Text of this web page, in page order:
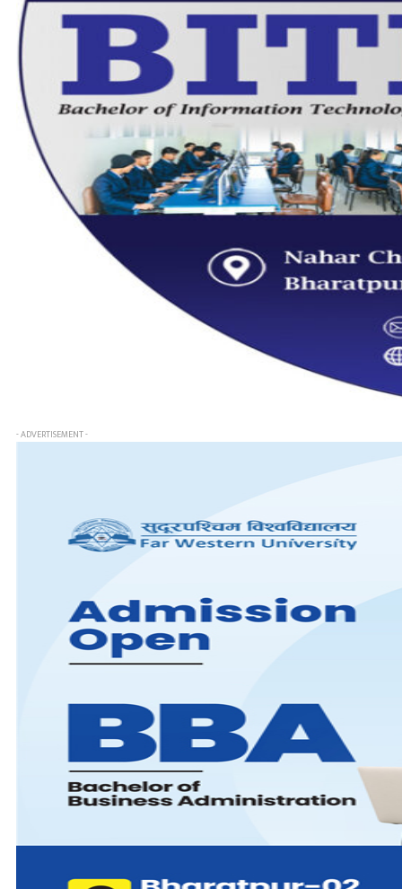
- ADVERTISEMENT -